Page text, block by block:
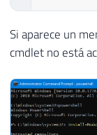
Si aparece un
cmdlet no está